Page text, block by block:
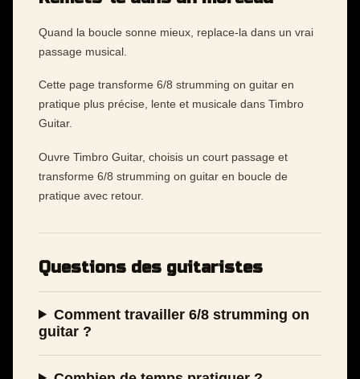
Quand la boucle sonne mieux, replace-la dans un vrai
passage musical.
Cette page transforme 6/8 strumming on guitar en
pratique plus précise, lente et musicale dans Timbro
Guitar.
Ouvre Timbro Guitar, choisis un court passage et
transforme 6/8 strumming on guitar en boucle de
pratique avec retour.
Questions des guitaristes
Comment travailler 6/8 strumming on
guitar ?